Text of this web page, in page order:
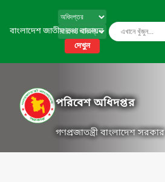
বাংলাদেশ জাতীয় তথ্য বাতায়ন
দেখুন
পরিবেশ অধিদপ্তর
গণপ্রজাতন্ত্রী বাংলাদেশ সরকার